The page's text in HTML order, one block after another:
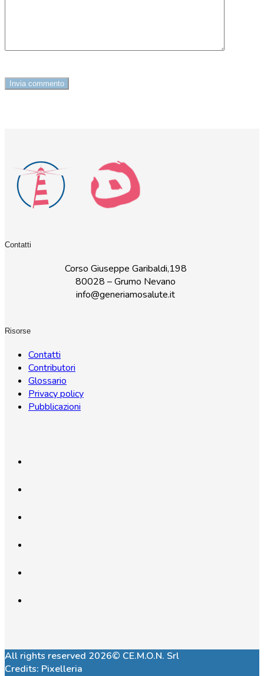
Contatti
Corso Giuseppe Garibaldi,198
80028 – Grumo Nevano
info@generiamosalute.it
Risorse
Contatti
Contributori
Glossario
Privacy policy
Pubblicazioni
All rights reserved 2026© CE.M.O.N. Srl
Credits: Pixelleria